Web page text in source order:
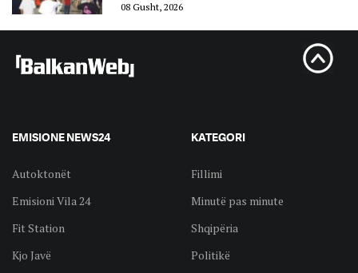
08 Gusht, 2026
EMISIONE NEWS24
Autoktonët
Emisioni Vila 24
Fit Station
Kjo Javë
KATEGORI
Fillimi
Minutë pas minute
Shqipëria
Politikë